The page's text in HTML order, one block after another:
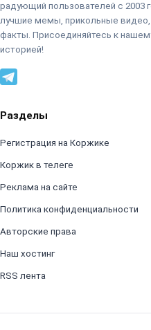
радующий пользователей с
лучшие мемы, прикольные
факты. Присоединяйтесь к
историей!
Разделы
Регистрация на Коржике
Коржик в телеге
Реклама на сайте
Политика конфиденциальности
Авторские права
Наш хостинг
RSS лента